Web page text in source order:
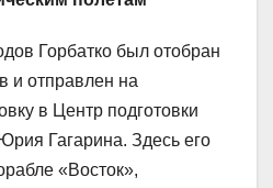
Горбатко был отобран
и отправлен на
в Центр подготовки
Гагарина. Здесь его
«Восток»,